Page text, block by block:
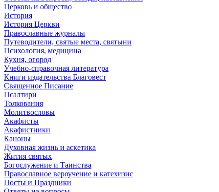
Церковь и общество
История
История Церкви
Православные журналы
Путеводители, святые места, святыни
Психология, медицина
Кухня, огород
Учебно-справочная литература
Книги издательства Благовест
Священное Писание
Псалтири
Толкования
Молитвословы
Акафисты
Акафистники
Каноны
Духовная жизнь и аскетика
Жития святых
Богослужение и Таинства
Православное вероучение и катехизис
Посты и Праздники